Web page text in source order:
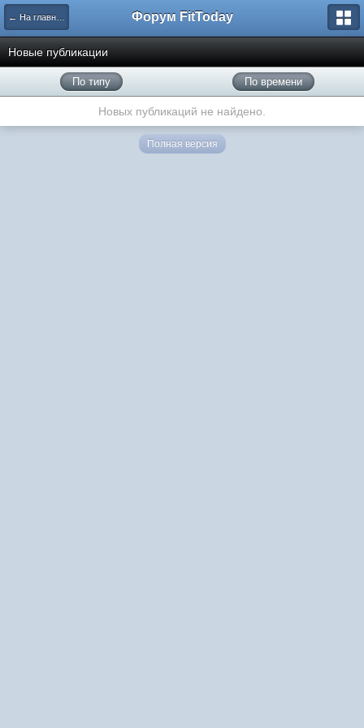
← На главную Форум FitToday
Новые публикации
По типу По времени
Новых публикаций не найдено.
Полная версия